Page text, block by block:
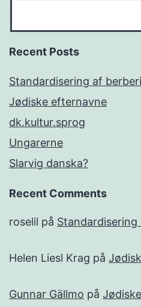
Recent Posts
Standardisering af
Jødiske efternavne
dk.kultur.sprog
Ungarerne
Slarvig danska?
Recent Comments
roselil på
Helen Liesl Krag på
Gunnar Gällmo på